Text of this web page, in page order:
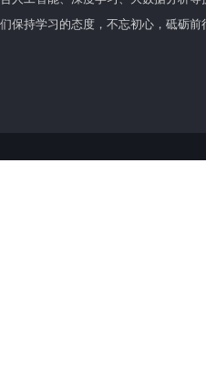
保持学习的态度，不忘初心，砥砺前